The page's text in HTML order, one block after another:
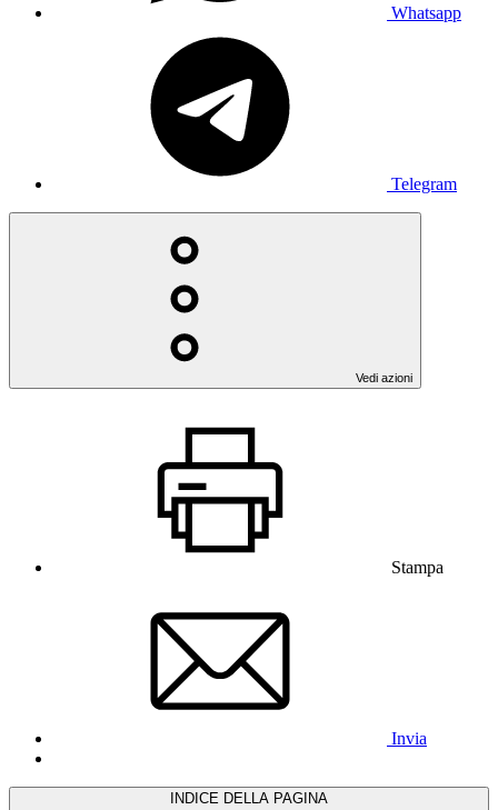
Whatsapp
Telegram
Vedi azioni
Stampa
Invia
INDICE DELLA PAGINA